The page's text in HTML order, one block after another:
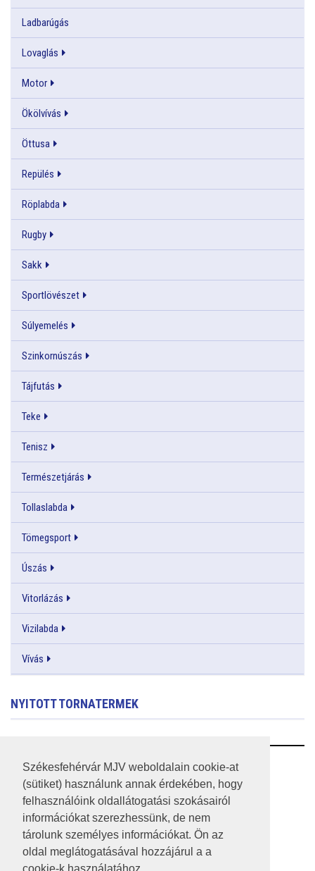
Székesfehérvár MJV weboldalain cookie-at
(sütiket) használunk annak érdekében, hogy
felhasználóink oldallátogatási szokásairól
információkat szerezhessünk, de nem
tárolunk személyes információkat. Ön az
oldal meglátogatásával hozzájárul a a
Ladbarúgás
Lovaglás
Motor
Ökölvívás
Öttusa
Repülés
Röplabda
Rugby
Sakk
Sportlövészet
Súlyemelés
Szinkornúszás
Tájfutás
Teke
Tenisz
Természetjárás
Tollaslabda
Tömegsport
Úszás
Vitorlázás
Vizilabda
Vívás
NYITOTT TORNATERMEK
RSS
A HONLAP 2017.03.31-I ÁLLAPOTA
JOGI NYILATKOZAT
IMPRESSZUM